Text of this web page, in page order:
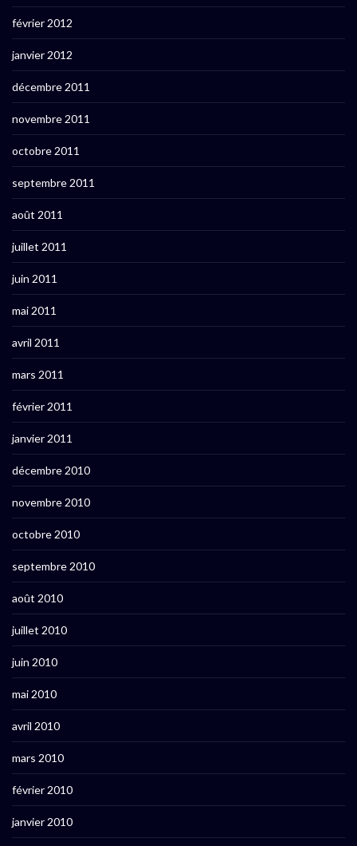
février 2012
janvier 2012
décembre 2011
novembre 2011
octobre 2011
septembre 2011
août 2011
juillet 2011
juin 2011
mai 2011
avril 2011
mars 2011
février 2011
janvier 2011
décembre 2010
novembre 2010
octobre 2010
septembre 2010
août 2010
juillet 2010
juin 2010
mai 2010
avril 2010
mars 2010
février 2010
janvier 2010